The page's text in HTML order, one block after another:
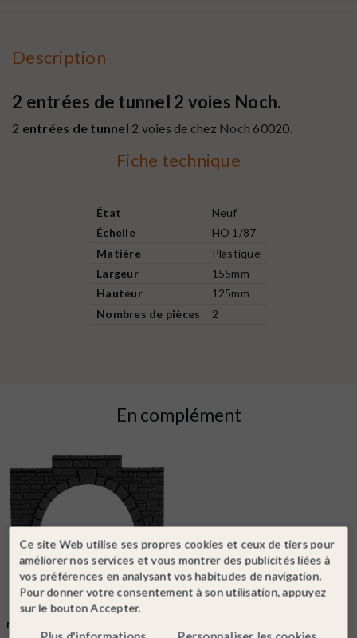
Description
2 entrées de tunnel 2 voies Noch.
2 entrées de tunnel 2 voies de chez Noch 60020.
Fiche technique
État
Neuf
Échelle
HO 1/87
Matière
Plastique
Largeur
155mm
Hauteur
125mm
Nombres de pièces
2
En complément
NOCH
Ce site Web utilise ses propres cookies et ceux de tiers pour
améliorer nos services et vous montrer des publicités liées à
vos préférences en analysant vos habitudes de navigation.
Pour donner votre consentement à son utilisation, appuyez
sur le bouton Accepter.